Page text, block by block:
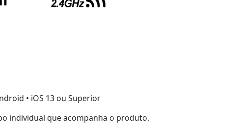
• iOS 13 ou Superior
individual que acompanha o produto.